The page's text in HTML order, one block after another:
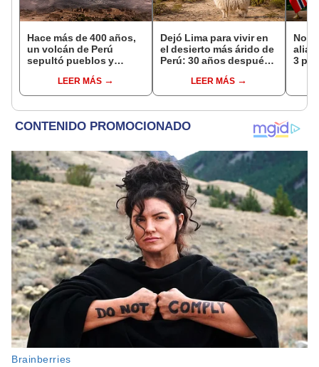
Hace más de 400 años,
un volcán de Perú
sepultó pueblos y
veranos más fríos de la
historia: sigue bajo
LEER MÁS
Dejó Lima para vivir en
el desierto más árido de
Perú: 30 años después,
creó un sorprendente
ecosistema
LEER MÁS
3